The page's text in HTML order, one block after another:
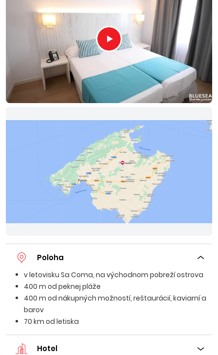
Poloha
v letovisku Sa Coma, na východnom pobreží ostrova
400 m od peknej pláže
400 m od nákupných možností, reštaurácií, kaviarní a
barov
70 km od letiska
Hotel